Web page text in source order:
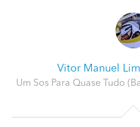
Vitor Manuel
Um Sos Para Quase Tudo